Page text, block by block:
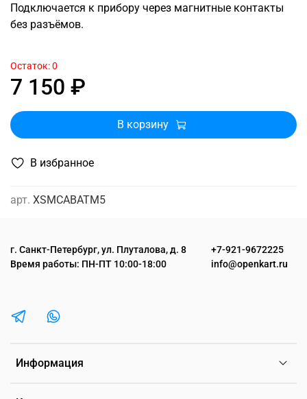
В избранное
арт. XSMCABATM5
Подключается к прибору через магнитные контакты
без разъёмов.
7 150 ₽
Остаток: 0
В корзину
Информация
г. Санкт-Петербург, ул. Плуталова, д. 8
Время работы: ПН-ПТ 10:00-18:00
+7-921-9672225
info@openkart.ru